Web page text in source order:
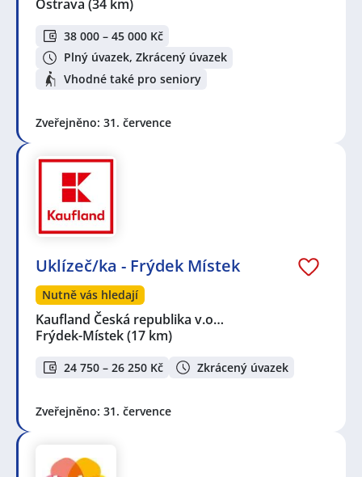
Ostrava (34 km)
38 000 – 45 000 Kč
Plný úvazek, Zkrácený úvazek
Vhodné také pro seniory
Zveřejněno: 31. července
Uklízeč/ka - Frýdek Místek
Nutně vás hledají
Kaufland Česká republika v.o…
Frýdek-Místek(17 km)
24 750 – 26 250 Kč Zkrácený úvazek
Zveřejněno: 31. července